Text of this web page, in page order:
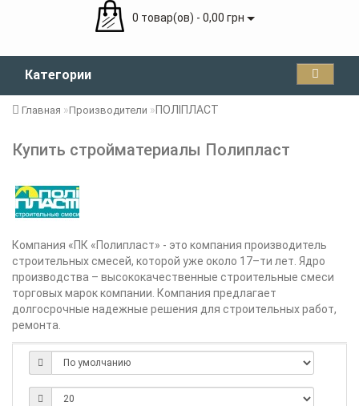
0 товар(ов) - 0,00 грн
Категории
Главная Производители ПОЛІПЛАСТ
Купить стройматериалы Полипласт
Компания «ПК «Полипласт» - это компания производитель
строительных смесей, которой уже около 17–ти лет. Ядро
производства – высококачественные строительные смеси
торговых марок компании. Компания предлагает
долгосрочные надежные решения для строительных работ,
ремонта.